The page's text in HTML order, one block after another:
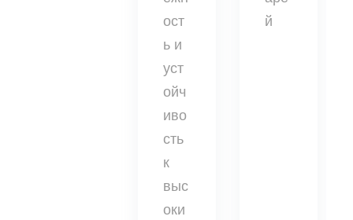
ост
ь и
уст
ойч
иво
сть
к
выс
оки
й